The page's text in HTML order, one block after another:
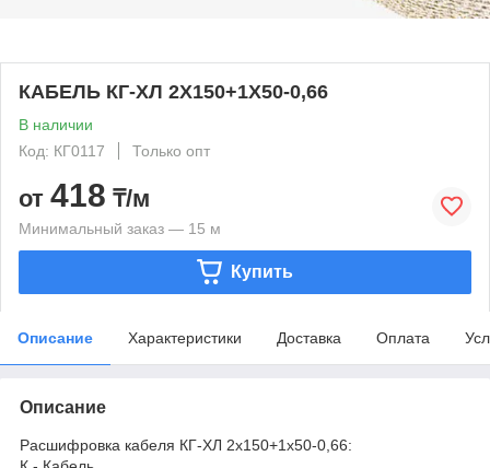
КАБЕЛЬ КГ-ХЛ 2Х150+1Х50-0,66
В наличии
Код: КГ0117
Только опт
от 418 ₸/м
Минимальный заказ — 15 м
Купить
Описание Характеристики Доставка Оплата
Описание
Расшифровка кабеля КГ-ХЛ 2х150+1х50-0,66: